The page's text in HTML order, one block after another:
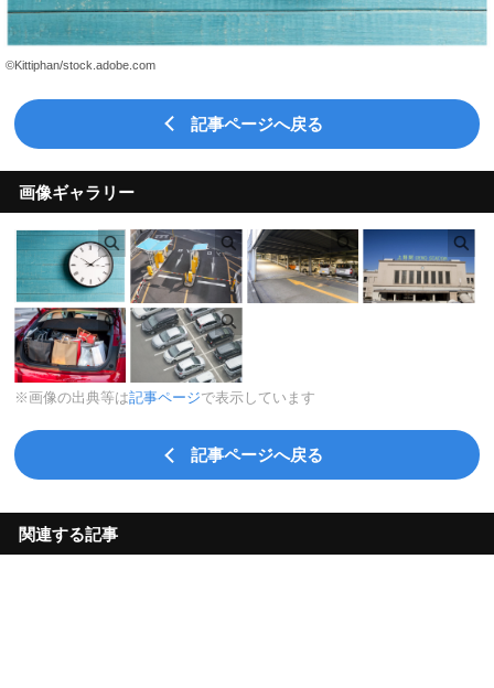
©Kittiphan/stock.adobe.com
記事ページへ戻る
画像ギャラリー
※画像の出典等は記事ページで表示しています
記事ページへ戻る
関連する記事